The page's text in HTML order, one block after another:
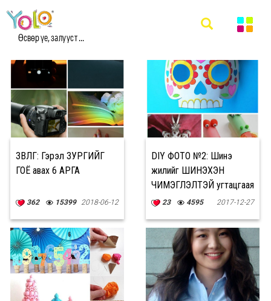
Өсвөр үе, залууст ...
#DIY МЭДЭЭ
ЗӨВЛӨГӨӨ: Гэрэл ЗУРГИЙГ
ГОЁ авах 6 АРГА
362 15399 2018-06-12
DIY ФОТО №2: Шинэ
жилийг ШИНЭХЭН
ЧИМЭГЛЭЛТЭЙ угтацгаая
23 4595 2017-12-27